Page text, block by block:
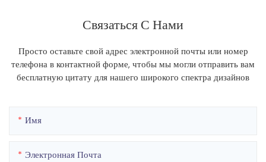
Связаться С Нами
Просто оставьте свой адрес электронной почты или номер
телефона в контактной форме, чтобы мы могли отправить вам
бесплатную цитату для нашего широкого спектра дизайнов
Имя
Электронная Почта